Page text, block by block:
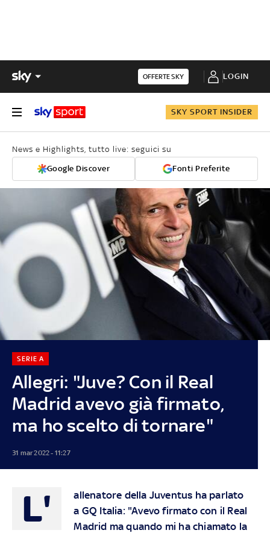
OFFERTE SKY LOGIN
SKY SPORT INSIDER
News e Highlights, tutto live: seguici su
Google Discover Fonti Preferite
Allegri: "Juve? Con il Real
Madrid avevo già firmato,
ma ho scelto di tornare"
SERIE A
31 mar 2022 - 11:27
L'
allenatore della Juventus ha parlato
a GQ Italia: "Avevo firmato con il Real
Madrid ma quando mi ha chiamato la